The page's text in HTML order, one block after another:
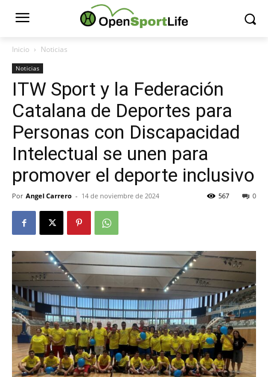
Inicio Noticias
Noticias
ITW Sport y la Federación
Catalana de Deportes para
Personas con Discapacidad
Intelectual se unen para
promover el deporte inclusivo
Por Angel Carrero - 14 de noviembre de 2024 0
567